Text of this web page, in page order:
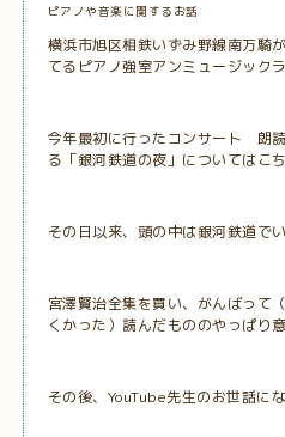
ピアノや音楽に関するお話
横浜市旭区相鉄いずみ野線南万騎
てるピアノ強室アンミュージック
今年最初に行ったコンサート 朗
る「銀河鉄道の夜」については こ
その日以来、頭の中は銀河鉄道で
宮澤賢治全集を買い、がんばって
くかった）読んだもののやっぱり
その後、YouTube先生のお世話に